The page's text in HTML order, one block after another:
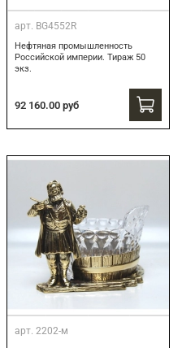
арт. BG4552R
Нефтяная промышленность
Российской империи. Тираж 50
экз.
92 160.00 руб
арт. 2202-м